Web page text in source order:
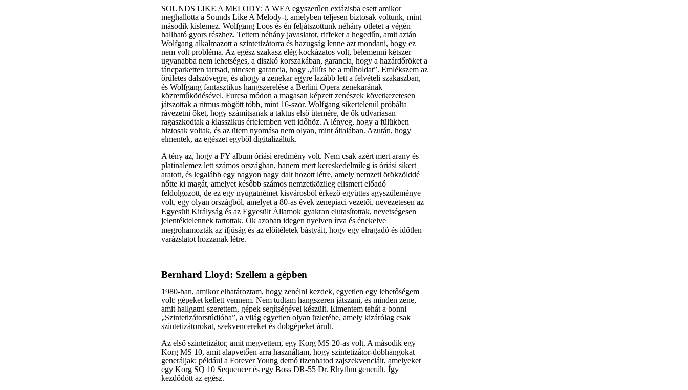
SOUNDS LIKE A MELODY: A WEA egyszerűen extázisba esett amikor
meghallotta a Sounds Like A Melody-t, amelyben teljesen biztosak voltunk, mint
második kislemez. Wolfgang Loos és én feljátszottunk néhány ötletet a végén
hallható gyors részhez. Tettem néhány javaslatot, riffeket a hegedűn, amit aztán
Wolfgang alkalmazott a szintetizátorra és hazugság lenne azt mondani, hogy ez
nem volt probléma. Az egész szakasz elég kockázatos volt, belemenni kétszer
ugyanabba nem lehetséges, a diszkó korszakában, garancia, hogy a hazárdőröket a
táncparketten tartsad, nincsen garancia, hogy „állíts be a műholdat”. Emlékszem az
őrületes dalszövegre, és ahogy a zenekar egyre lazább lett a felvételi szakaszban,
és Wolfgang fantasztikus hangszerelése a Berlini Opera zenekarának
közreműködésével. Furcsa módon a magasan képzett zenészek következetesen
játszottak a ritmus mögött több, mint 16-szor. Wolfgang sikertelenül próbálta
rávezetni őket, hogy számítsanak a taktus első ütemére, de ők udvariasan
ragaszkodtak a klasszikus értelemben vett időhöz. A lényeg, hogy a fülükben
biztosak voltak, és az ütem nyomása nem olyan, mint általában. Azután, hogy
elmentek, az egészet egyből digitalizáltuk.
A tény az, hogy a FY album óriási eredmény volt. Nem csak azért mert arany és
platinalemez lett számos országban, hanem mert kereskedelmileg is óriási sikert
aratott, és legalább egy nagyon nagy dalt hozott létre, amely nemzeti örökzölddé
nőtte ki magát, amelyet később számos nemzetközileg elismert előadó
feldolgozott, de ez egy nyugatnémet kisvárosból érkező együttes agyszüleménye
volt, egy olyan országból, amelyet a 80-as évek zenepiaci vezetői, nevezetesen az
Egyesült Királyság és az Egyesült Államok gyakran elutasítottak, nevetségesen
jelentéktelennek tartottak. Ők azoban idegen nyelven írva és énekelve
megrohamozták az ifjúság és az előítéletek bástyáit, hogy egy elragadó és időtlen
varázslatot hozzanak létre.
Bernhard Lloyd: Szellem a gépben
1980-ban, amikor elhatároztam, hogy zenélni kezdek, egyetlen egy lehetőségem
volt: gépeket kellett vennem. Nem tudtam hangszeren játszani, és minden zene,
amit hallgatni szerettem, gépek segítségével készült. Elmentem tehát a bonni
„Szintetizátorstúdióba”, a világ egyetlen olyan üzletébe, amely kizárólag csak
szintetizátorokat, szekvencereket és dobgépeket árult.
Az első szintetizátor, amit megvettem, egy Korg MS 20-as volt. A második egy
Korg MS 10, amit alapvetően arra használtam, hogy szintetizátor-dobhangokat
generáljak: például a Forever Young demó tizenhatod zajszekvenciáit, amelyeket
egy Korg SQ 10 Sequencer és egy Boss DR-55 Dr. Rhythm generált. Így
kezdődött az egész.